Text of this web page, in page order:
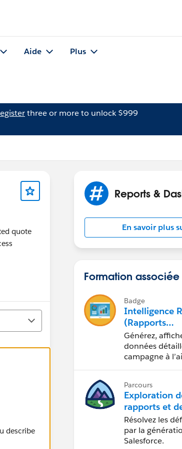
Aide Plus
three or more to unlock $999
quote
describe
Reports &
En savoir plus
Formation associée
Badge
Intelligence
(Rapports
Intelligence)
Engagement
Générez,
données
campagne à
Parcours
Exploration
rapports et
tableaux de
Lightning
Résolvez les
par la
Salesforce.